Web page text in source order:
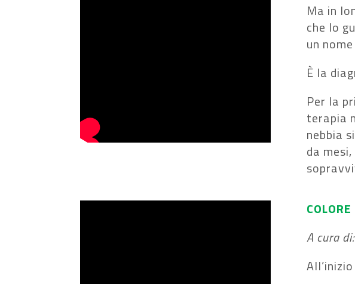
Ma in
che lo
un
È la
Per la
terapia
nebbia
da
COLORE
A cura di: